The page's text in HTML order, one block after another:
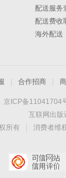
配送服务
配送费收
海外配送
合作招商
京ICP备11041704
互联网出版
所有 消费者维